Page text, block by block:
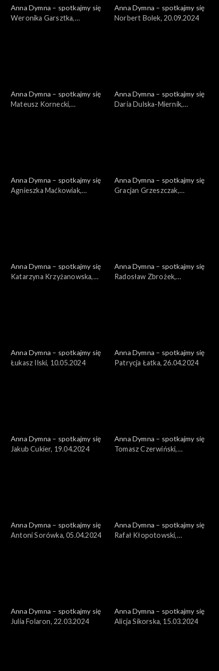
Anna Dymna – spotkajmy się
Weronika Garsztka,
Anna Dymna – spotkajmy się
Norbert Bolek, 20.09.2024
Anna Dymna – spotkajmy się
Mateusz Kornecki,
Anna Dymna – spotkajmy się
Daria Dulska-Miernik,
Anna Dymna – spotkajmy się
Agnieszka Maćkowiak,
Anna Dymna – spotkajmy się
Gracjan Grzeszczak,
Anna Dymna – spotkajmy się
Katarzyna Krzyżanowska,
Anna Dymna – spotkajmy się
Radosław Zbrożek,
Anna Dymna – spotkajmy się
Łukasz Ilski, 10.05.2024
Anna Dymna – spotkajmy się
Patrycja Łatka, 26.04.2024
Anna Dymna – spotkajmy się
Jakub Cukier, 19.04.2024
Anna Dymna – spotkajmy się
Tomasz Czerwiński,
Anna Dymna – spotkajmy się
Antoni Sorówka, 05.04.2024
Anna Dymna – spotkajmy się
Rafał Kłopotowski,
Anna Dymna – spotkajmy się
Julia Folaron, 22.03.2024
Anna Dymna – spotkajmy się
Alicja Sikorska, 15.03.2024